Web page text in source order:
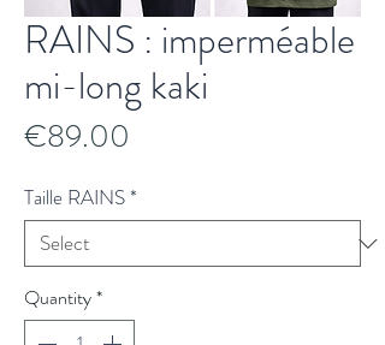
RAINS : imperméable
mi-long kaki
€89.00
Taille RAINS*
Quantity*